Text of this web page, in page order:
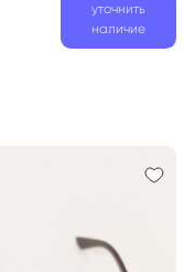
уточнить
наличие